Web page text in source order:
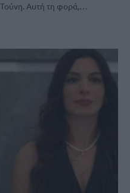
Αυτή τη φορά,…